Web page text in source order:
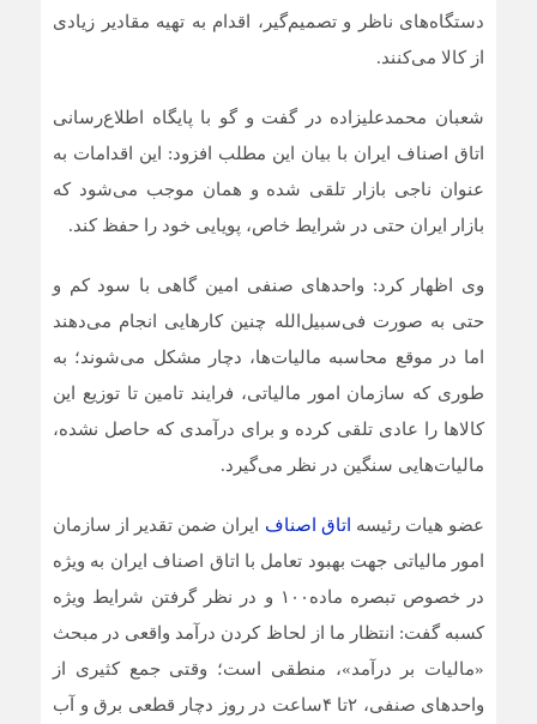
دستگاه‌های ناظر و تصمیم‌گیر، اقدام به تهیه مقادیر زیادی
از کالا می‌کنند.
شعبان محمدعلیزاده در گفت و گو با پایگاه اطلاع‌رسانی
اتاق اصناف ایران با بیان این مطلب افزود: این اقدامات به
عنوان ناجی بازار تلقی شده و همان موجب می‌شود که
بازار ایران حتی در شرایط خاص، پویایی خود را حفظ کند.
وی اظهار کرد: واحدهای صنفی امین گاهی با سود کم و
حتی به صورت فی‌سبیل‌الله چنین کارهایی انجام می‌دهند
اما در موقع محاسبه مالیات‌ها، دچار مشکل می‌شوند؛ به
طوری که سازمان امور مالیاتی، فرایند تامین تا توزیع این
کالاها را عادی تلقی کرده و برای درآمدی که حاصل نشده،
مالیات‌هایی سنگین در نظر می‌گیرد.
عضو هیات رئیسه اتاق اصناف ایران ضمن تقدیر از سازمان
امور مالیاتی جهت بهبود تعامل با اتاق اصناف ایران به ویژه
در خصوص تبصره ماده۱۰۰ و در نظر گرفتن شرایط ویژه
کسبه گفت: انتظار ما از لحاظ کردن درآمد واقعی در مبحث
«مالیات بر درآمد»، منطقی است؛ وقتی جمع کثیری از
واحدهای صنفی، ۲تا ۴ساعت در روز دچار قطعی برق و آب